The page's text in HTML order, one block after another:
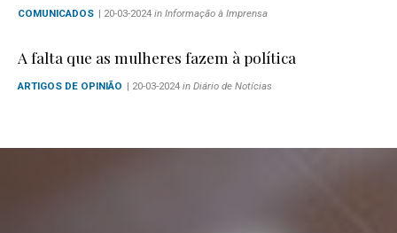
COMUNICADOS | 20-03-2024 in Informação à Imprensa
A falta que as mulheres fazem à política
ARTIGOS DE OPINIÃO | 20-03-2024 in Diário de Notícias